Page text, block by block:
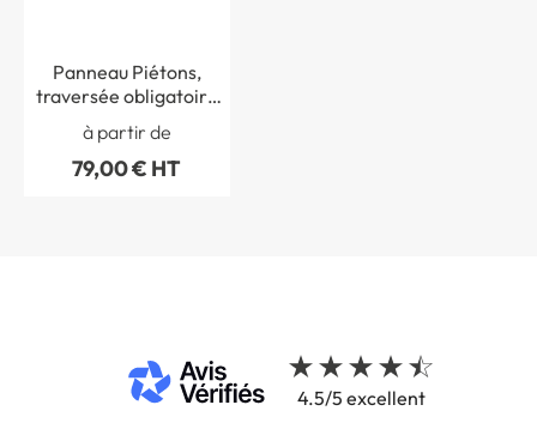
Panneau Piétons,
traversée obligatoire
avec cache - H 300 x L
1000 mm
à partir de
79,00 € HT
4.5/5 excellent